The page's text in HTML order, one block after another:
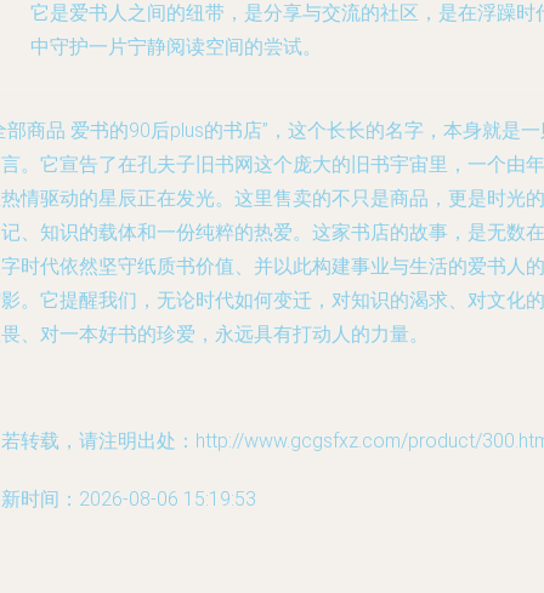
它是爱书人之间的纽带，是分享与交流的社区，是在浮躁时
中守护一片宁静阅读空间的尝试。
部商品 爱书的90后plus的书店”，这个长长的名字，本身就是
。它宣告了在孔夫子旧书网这个庞大的旧书宇宙里，一个由年
情驱动的星辰正在发光。这里售卖的不只是商品，更是时光的
、知识的载体和一份纯粹的热爱。这家书店的故事，是无数在
时代依然坚守纸质书价值、并以此构建事业与生活的爱书人的
。它提醒我们，无论时代如何变迁，对知识的渴求、对文化的
、对一本好书的珍爱，永远具有打动人的力量。
转载，请注明出处：http://www.gcgsfxz.com/product/
时间：2026-08-06 15:19:53